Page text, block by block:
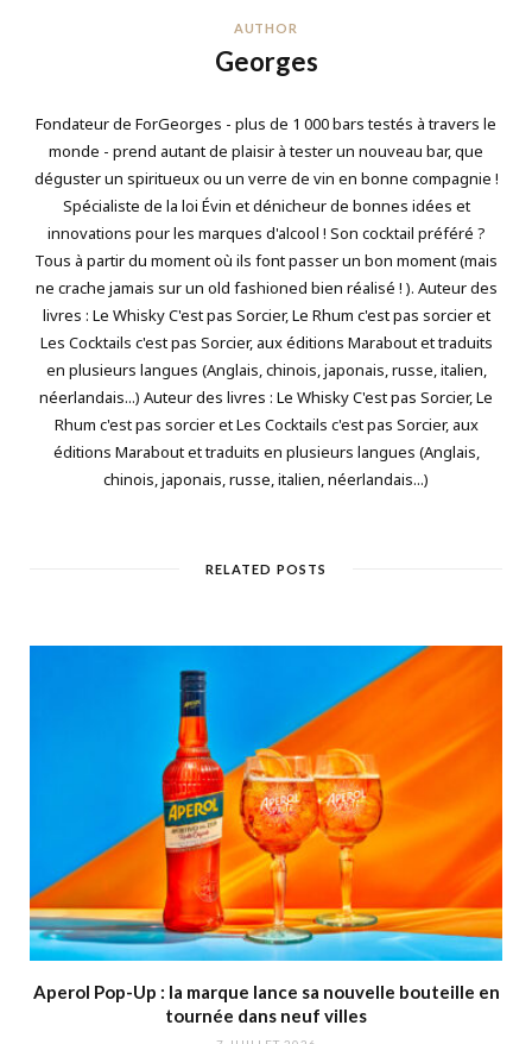
AUTHOR
Georges
Fondateur de ForGeorges - plus de 1 000 bars testés à travers le
monde - prend autant de plaisir à tester un nouveau bar, que
déguster un spiritueux ou un verre de vin en bonne compagnie !
Spécialiste de la loi Évin et dénicheur de bonnes idées et
innovations pour les marques d'alcool ! Son cocktail préféré ?
Tous à partir du moment où ils font passer un bon moment (mais
ne crache jamais sur un old fashioned bien réalisé ! ). Auteur des
livres : Le Whisky C'est pas Sorcier, Le Rhum c'est pas sorcier et
Les Cocktails c'est pas Sorcier, aux éditions Marabout et traduits
en plusieurs langues (Anglais, chinois, japonais, russe, italien,
néerlandais...) Auteur des livres : Le Whisky C'est pas Sorcier, Le
Rhum c'est pas sorcier et Les Cocktails c'est pas Sorcier, aux
éditions Marabout et traduits en plusieurs langues (Anglais,
chinois, japonais, russe, italien, néerlandais...)
RELATED POSTS
Aperol Pop-Up : la marque lance sa nouvelle bouteille en
tournée dans neuf villes